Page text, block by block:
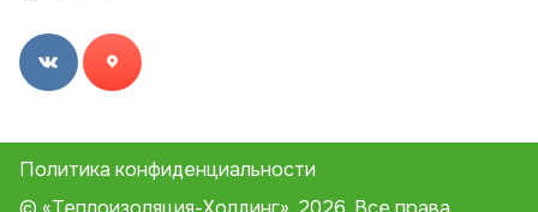
Политика конфиденциальности